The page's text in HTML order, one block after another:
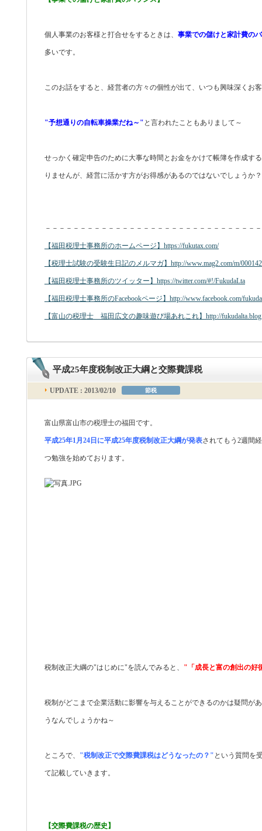
個人事業のお客様と打合せをするときは、 事業での儲けと家計費の
多いです。
このお話をすると、経営者の方々の個性が出て、いつも興味深くお
"予想通りの自転車操業だね～" と言われたこともありまして～
せっかく確定申告のために大事な時間とお金をかけて帳簿を作成す
りませんが、経営に活かす方がお得感があるのではないでしょうか？
－－－－－－－－－－－－－－－－－－－－－－－－－－－－－－
【福田税理士事務所のホームページ】https://fukutax.com/
【税理士試験の受験生日記のメルマガ】http://www.mag2.com/m/
【福田税理士事務所のツイッター】https://twitter.com/#!/FukudaLta
【福田税理士事務所のFacebookページ】http://www.facebook.com/
【富山の税理士 福田広文の趣味遊び場あれこれ】http://
平成25年度税制改正大綱と交際費課税
UPDATE : 2013/02/10 節税
富山県富山市の税理士の福田です。
平成25年1月24日に平成25年度税制改正大綱が発表されてもう2週間
つ勉強を始めております。
税制改正大綱の"はじめに"を読んでみると、 "「成長と富の創出の好
税制がどこまで企業活動に影響を与えることができるのかは疑問が
うなんでしょうかね～
ところで、 "税制改正で交際費課税はどうなったの？" という質問を
て記載していきます。
【交際費課税の歴史】